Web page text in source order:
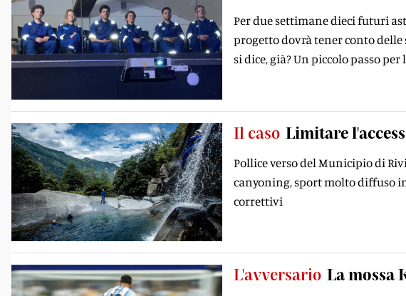
Per due settimane dieci futuri
progetto dovrà tener conto
si dice, già? Un piccolo passo
Il caso Limitare
Pollice verso del Municipio di
canyoning, sport molto diffuso
correttivi
L'avversario La mossa